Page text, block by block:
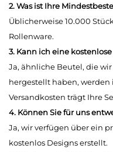
2. Was ist Ihre
Üblicherweise 10.000
Rollenware.
3. Kann ich eine
Ja, ähnliche Beutel, die
hergestellt haben, werden
Versandkosten trägt Ihre
4. Können Sie für uns
Ja, wir verfügen über ein
kostenlos Designs erstellt.